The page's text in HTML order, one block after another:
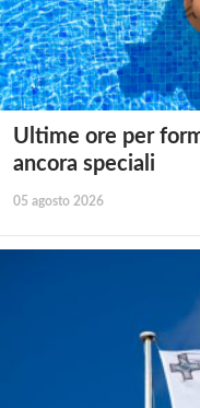
Ultime ore per
ancora speciali
05 agosto 2026